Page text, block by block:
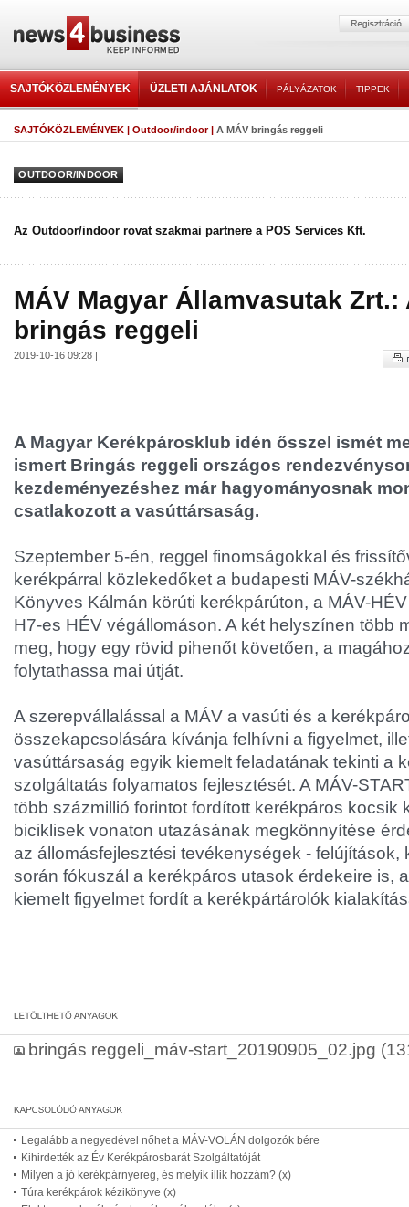
SAJTÓKÖZLEMÉNYEK ÜZLETI AJÁNLATOK PÁLYÁZATOK TIPPEK
SAJTÓKÖZLEMÉNYEK | Outdoor/indoor| A MÁV bringás reggeli
OUTDOOR/INDOOR
Az Outdoor/indoor rovat szakmai partnere a POS Services Kft.
MÁV Magyar Államvasutak Zrt.:
bringás reggeli
2019-10-16 09:28 |
A Magyar Kerékpárosklub idén ősszel ismét
ismert Bringás reggeli országos
kezdeményezéshez már hagyományosnak
csatlakozott a vasúttársaság.
Szeptember 5-én, reggel finomságokkal és
kerékpárral közlekedőket a budapesti MÁV-
Könyves Kálmán körúti kerékpárúton, a MÁV-
H7-es HÉV végállomáson. A két helyszínen több
meg, hogy egy rövid pihenőt követően, a
folytathassa mai útját.
A szerepvállalással a MÁV a vasúti és a
összekapcsolására kívánja felhívni a figyelmet,
vasúttársaság egyik kiemelt feladatának tekinti a
szolgáltatás folyamatos fejlesztését. A MÁV-
több százmillió forintot fordított kerékpáros kocsik
biciklisek vonaton utazásának megkönnyítése
az állomásfejlesztési tevékenységek - felújítások,
során fókuszál a kerékpáros utasok érdekeire is,
kiemelt figyelmet fordít a kerékpártárolók
bringás reggeli_máv-start_20190905_02.jpg
Legalább a negyedével nőhet a MÁV-VOLÁN dolgozók bére
Kihirdették az Év Kerékpárosbarát Szolgáltatóját
Milyen a jó kerékpárnyereg, és melyik illik hozzám? (x)
Túra kerékpárok kézikönyve (x)